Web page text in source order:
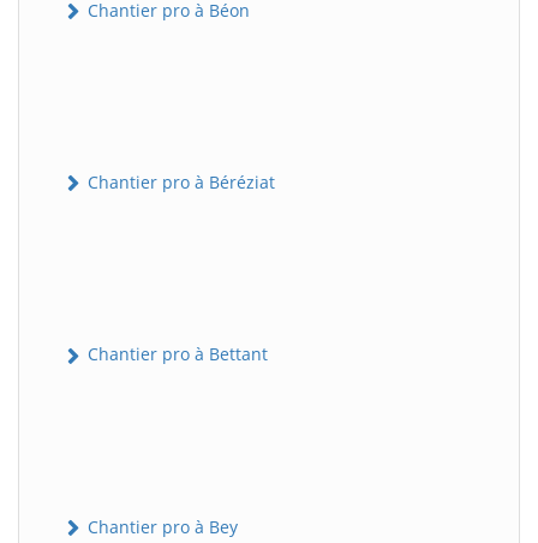
Chantier pro à Béon
Chantier pro à Béréziat
Chantier pro à Bettant
Chantier pro à Bey